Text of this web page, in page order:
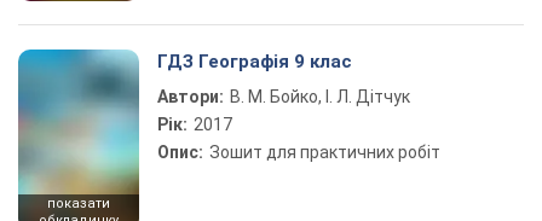
показати
ГДЗ Географія 9 клас
Автори: В. М. Бойко, І. Л. Дітчук
Рік: 2017
Опис: Зошит для практичних робіт